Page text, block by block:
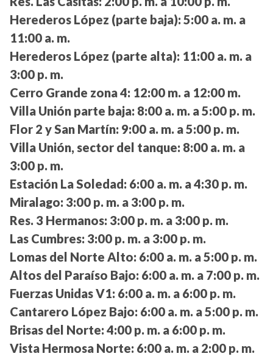
Herederos López (parte baja): 5:00 a. m. a
11:00 a. m.
Herederos López (parte alta): 11:00 a. m. a
3:00 p. m.
Cerro Grande zona 4: 12:00 m. a 12:00 m.
Villa Unión parte baja: 8:00 a. m. a 5:00 p. m.
Flor 2 y San Martín: 9:00 a. m. a 5:00 p. m.
Villa Unión, sector del tanque: 8:00 a. m. a
3:00 p. m.
Estación La Soledad: 6:00 a. m. a 4:30 p. m.
Miralago: 3:00 p. m. a 3:00 p. m.
Res. 3 Hermanos: 3:00 p. m. a 3:00 p. m.
Las Cumbres: 3:00 p. m. a 3:00 p. m.
Lomas del Norte Alto: 6:00 a. m. a 5:00 p. m.
Altos del Paraíso Bajo: 6:00 a. m. a 7:00 p. m.
Fuerzas Unidas V1: 6:00 a. m. a 6:00 p. m.
Cantarero López Bajo: 6:00 a. m. a 5:00 p. m.
Brisas del Norte: 4:00 p. m. a 6:00 p. m.
Vista Hermosa Norte: 6:00 a. m. a 2:00 p. m.